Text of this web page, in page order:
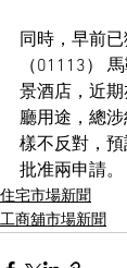
同時，早前
（01113）
景酒店，近
廳用途，總
樣不反對，
批准兩申請。
住宅市場新聞
工商舖市場新聞